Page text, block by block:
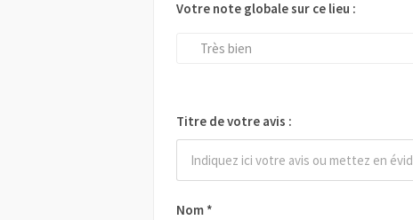
Nom *
Votre note globale sur ce lieu :
Très bien
Titre de votre avis :